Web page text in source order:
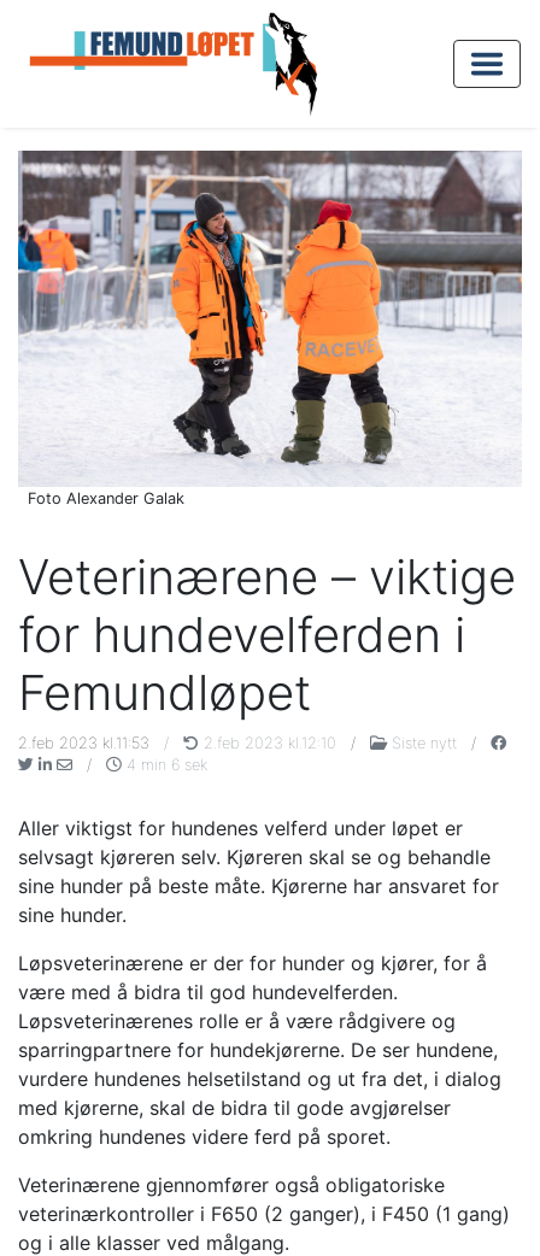
Foto Alexander Galak
Veterinærene – viktige
for hundevelferden i
Femundløpet
2.feb 2023 kl.11:53 / 2.feb 2023 kl.12:10 / Siste nytt
/
/
4 min 6 sek
Aller viktigst for hundenes velferd under løpet er
selvsagt kjøreren selv. Kjøreren skal se og behandle
sine hunder på beste måte. Kjørerne har ansvaret for
sine hunder.
Løpsveterinærene er der for hunder og kjører, for å
være med å bidra til god hundevelferden.
Løpsveterinærenes rolle er å være rådgivere og
sparringpartnere for hundekjørerne. De ser hundene,
vurdere hundenes helsetilstand og ut fra det, i dialog
med kjørerne, skal de bidra til gode avgjørelser
omkring hundenes videre ferd på sporet.
Veterinærene gjennomfører også obligatoriske
veterinærkontroller i F650 (2 ganger), i F450 (1 gang)
og i alle klasser ved målgang.